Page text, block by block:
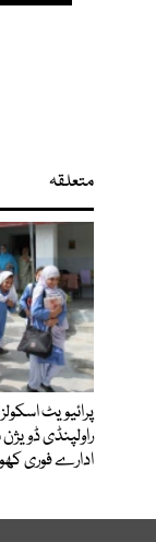
متعلقہ
پرائیویٹ
راولپنڈی
ادارے فوری